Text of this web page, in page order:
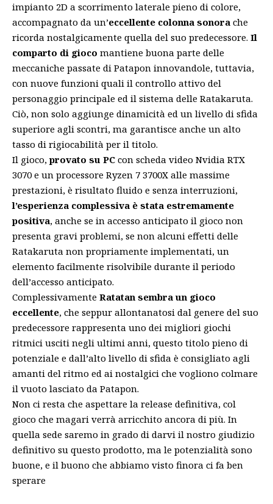
impianto 2D a scorrimento laterale pieno di colore,
accompagnato da un’eccellente colonna sonora che
ricorda nostalgicamente quella del suo predecessore. Il
comparto di gioco mantiene buona parte delle
meccaniche passate di Patapon innovandole, tuttavia,
con nuove funzioni quali il controllo attivo del
personaggio principale ed il sistema delle Ratakaruta.
Ciò, non solo aggiunge dinamicità ed un livello di sfida
superiore agli scontri, ma garantisce anche un alto
tasso di rigiocabilità per il titolo.
Il gioco,provato su PC con scheda video Nvidia RTX
3070 e un processore Ryzen 7 3700X alle massime
prestazioni, è risultato fluido e senza interruzioni,
l’esperienza complessiva è stata estremamente
positiva, anche se in accesso anticipato il gioco non
presenta gravi problemi, se non alcuni effetti delle
Ratakaruta non propriamente implementati, un
elemento facilmente risolvibile durante il periodo
dell’accesso anticipato.
Complessivamente Ratatan sembra un gioco
eccellente, che seppur allontanatosi dal genere del suo
predecessore rappresenta uno dei migliori giochi
ritmici usciti negli ultimi anni, questo titolo pieno di
potenziale e dall’alto livello di sfida è consigliato agli
amanti del ritmo ed ai nostalgici che vogliono colmare
il vuoto lasciato da Patapon.
Non ci resta che aspettare la release definitiva, col
gioco che magari verrà arricchito ancora di più. In
quella sede saremo in grado di darvi il nostro giudizio
definitivo su questo prodotto, ma le potenzialità sono
buone, e il buono che abbiamo visto finora ci fa ben
sperare